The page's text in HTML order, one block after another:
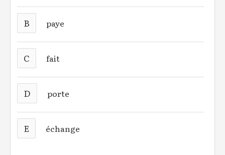
B paye
C fait
D porte
E échange